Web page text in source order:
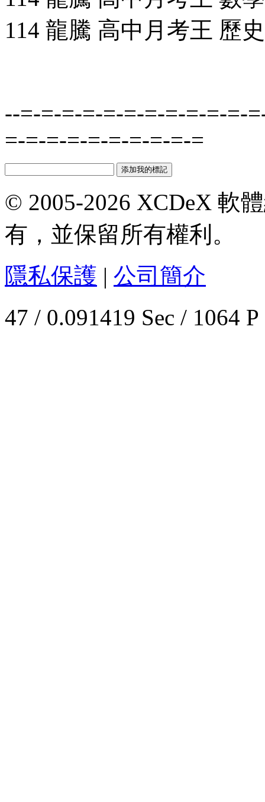
114 龍騰 高中月考王 歷
--=-=-=-=-=-=-=-=-=-=-=-
=-=-=-=-=-=-=-=-=-=
© 2005-2026 XCDeX 軟
有，並保留所有權利。
隱私保護 | 公司簡介
47 / 0.091419 Sec / 1064